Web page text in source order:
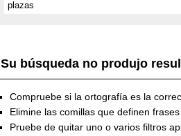
Su búsqueda no produjo
Compruebe si la ortografía es la
Elimine las comillas que definen
Pruebe de quitar uno o varios filtros